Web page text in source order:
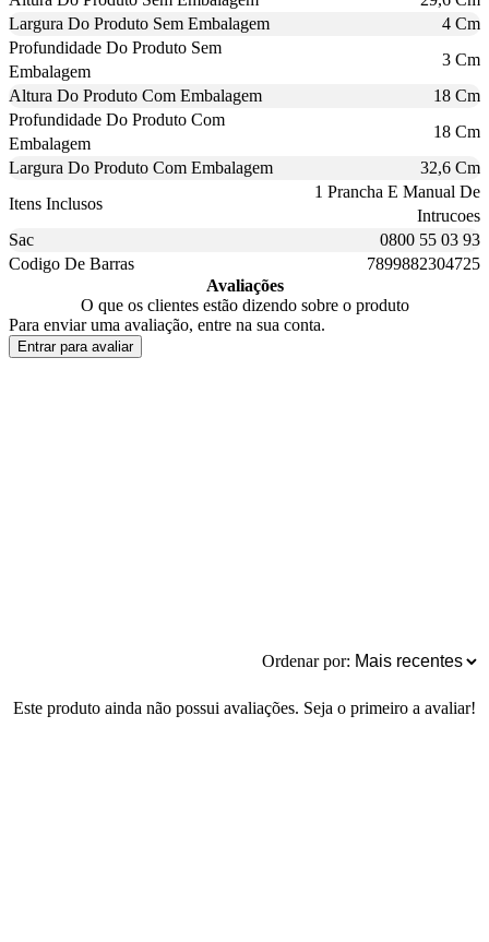
Largura Do Produto Sem Embalagem
4 Cm
Profundidade Do Produto Sem
Embalagem
3 Cm
Altura Do Produto Com Embalagem
18 Cm
Profundidade Do Produto Com
Embalagem
18 Cm
Largura Do Produto Com Embalagem
32,6 Cm
Itens Inclusos
1 Prancha E Manual De
Intrucoes
Sac
0800 55 03 93
Codigo De Barras
7899882304725
Avaliações
O que os clientes estão dizendo sobre o produto
Para enviar uma avaliação, entre na sua conta.
Entrar para avaliar
Ordenar por:
Este produto ainda não possui avaliações. Seja o primeiro a avaliar!